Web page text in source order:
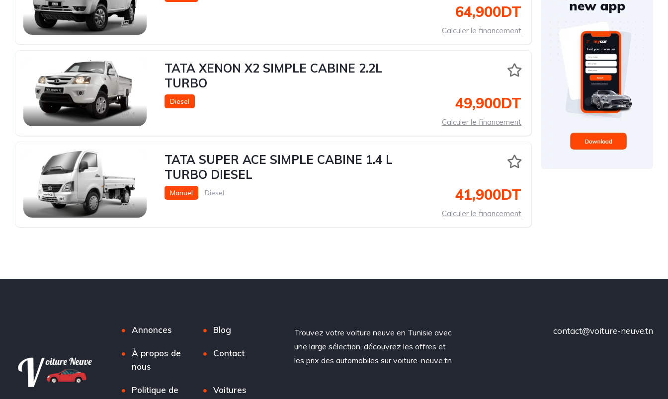
1
64,900DT
Calculer le financement
1
TATA XENON X2 SIMPLE CABINE 2.2L
TURBO
Diesel 49,900DT
Calculer le financement
1
TATA SUPER ACE SIMPLE CABINE 1.4 L
TURBO DIESEL
Manuel Diesel 41,900DT
Calculer le financement
Annonces Blog
À propos de
nous
Contact
Politique de
Voitures
Trouvez votre voiture neuve en Tunisie avec
une large sélection, découvrez les offres et
les prix des automobiles sur voiture-neuve.tn
contact@voiture-neuve.tn